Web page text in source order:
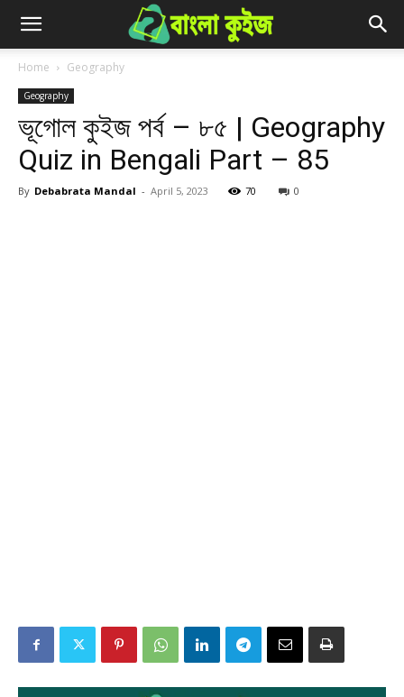
Home Geography
Geography
ভূগোল কুইজ পর্ব – ৮৫ | Geography
Quiz in Bengali Part – 85
By Debabrata Mandal - April 5, 2023 70 0